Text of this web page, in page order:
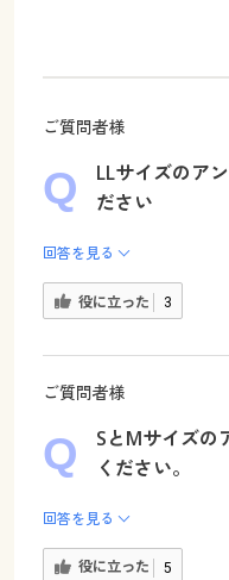
ご質問者様
LLサイズのア
ださい
回答を見る
役に立った 3
ご質問者様
SとMサイズの
ください。
回答を見る
役に立った 5